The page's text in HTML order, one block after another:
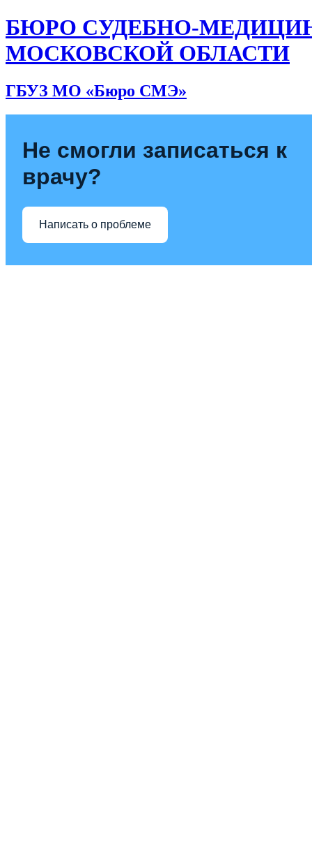
БЮРО СУДЕБНО-
МОСКОВСКОЙ ОБЛАСТИ
ГБУЗ МО «Бюро СМЭ»
Не смогли записаться к
врачу?
Написать о проблеме